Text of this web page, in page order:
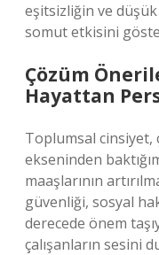
eşitsizliğin ve düşük
somut etkisini
Çözüm
Hayattan
Toplumsal cinsiyet,
ekseninden
maaşlarının
güvenliği, sosyal
derecede önem
çalışanların sesini